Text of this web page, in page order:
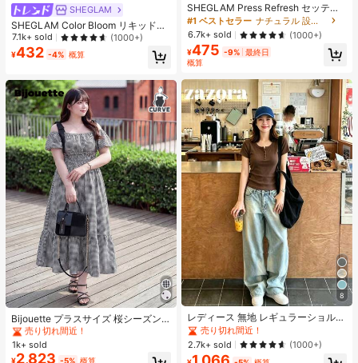
SHEGLAM
SHEGLAM Color Bloom リキッドチ
ークマット仕上げ-Love Cake チー
ク 女性と女の子のためのブランドビ
ューティーコスメメイクアップ
7.1k+ sold (1000+)
¥432 -4% 概算
Bijouette プラスサイズ 桜シーズン
終了限定版 ブラック&ホワイト ノー
スリーブ タイダイドレス バルーンス
リーブ ハイウエスト 絞り入り Aライ
#1 ベストセラー
に Aライン プラスサイズのドレス
売り切れ間近！
#1 ベストセラー
に Aライン プラスサイズのドレス
売り切れ間近！
#1 ベストセラー
に Aライン プラスサイズのドレス
売り切れ間近！
#1 ベストセラー
売り切れ間近！
1k+ sold
¥2,823 -5% 概算
SHEGLAM Press Refresh セッティ
ングスプレー 女性と女の子のための
ブランドビューティーコスメメイク
アップ
#1 ベストセラー
ナチュラル 設定スプレー
6.7k+ sold
(1000+)
¥475 -9% 最終日
概算
8
レディース 無地 レギュラーショルダ
ー 半袖Tシャツ ラウンドネック スリ
ムフィット 美シルエット 伸縮性 軽
量 通気性 快適 夏用 万能 オールマッ
売り切れ間近！
2.7k+ sold
(1000+)